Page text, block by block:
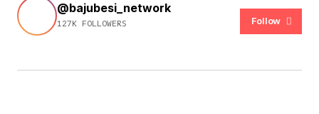
@bajubesi_network
127K FOLLOWERS Follow